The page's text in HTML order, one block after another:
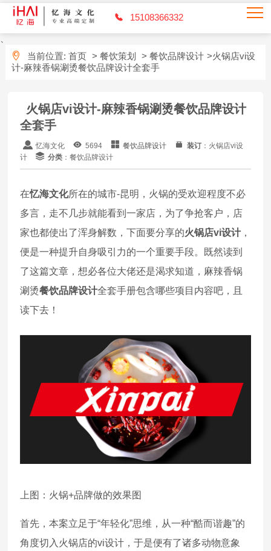
15108366332
当前位置: 首页 > 餐饮策划 > 餐饮品牌设计 >火锅店vi设
计-麻辣香锅涮烫餐饮品牌设计全套手
火锅店vi设计-麻辣香锅涮烫餐饮品牌设计
全套手
忆海文化 5694 餐饮品牌设计 装订 ：火锅店vi设
计
分类 ：餐饮品牌设计
在忆海文化所在的城市-昆明，火锅的受欢迎程度不必
多言，走不几步就能看到一家店，为了争抢客户，店
家也都使出了浑身解数，下面要分享的火锅店vi设计，
便是一种提升自身吸引力的一个重要手段。既然读到
了这篇文章，想必各位大佬还是渴求知道，麻辣香锅
涮烫餐饮品牌设计全套手册包含哪些项目内容吧，且
读下去！
上图：火锅+品牌做的效果图
首先，本案立足于“年轻化”思维，从一种“酷而谐趣”的
角度切入火锅店的vi设计，于是便有了诸多动物意象